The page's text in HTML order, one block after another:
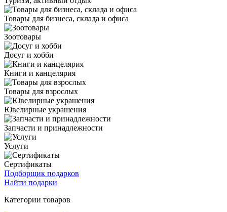
Товары для бизнеса, склада и офиса
Зоотовары
Досуг и хобби
Книги и канцелярия
Товары для взрослых
Ювелирные украшения
Запчасти и принадлежности
Услуги
Сертификаты
Подборщик подарков
Найти подарки
Категории товаров